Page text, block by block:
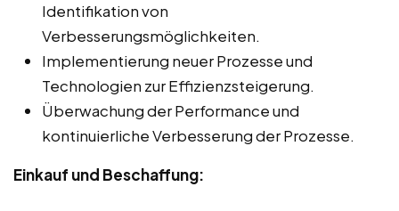
Identifikation von
Verbesserungsmöglichkeiten.
Implementierung neuer Prozesse und
Technologien zur Effizienzsteigerung.
Überwachung der Performance und
kontinuierliche Verbesserung der Prozesse.
Einkauf und Beschaffung: